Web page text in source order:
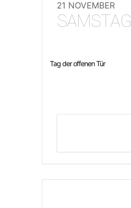
21 NOVEMBER
SAMSTAG
Tag der offenen Tür